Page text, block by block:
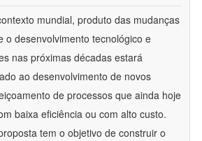
mundial, produto das mudanças
o desenvolvimento tecnológico e
nas próximas décadas estará
ao desenvolvimento de novos
de processos que ainda hoje
baixa eficiência ou com alto custo.
tem o objetivo de construir o